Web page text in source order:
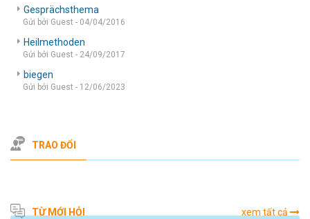
Gesprächsthema
Gửi bởi Guest - 04/04/2016
Heilmethoden
Gửi bởi Guest - 24/09/2017
biegen
Gửi bởi Guest - 12/06/2023
TRAO ĐỔI
TỪ MỚI HỎI xem tất cả